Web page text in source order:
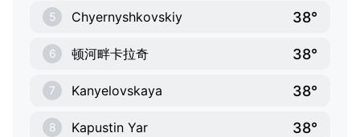
5 Chyernyshkovskiy 38°
6 顿河畔卡拉奇 38°
7 Kanyelovskaya 38°
8 Kapustin Yar 38°